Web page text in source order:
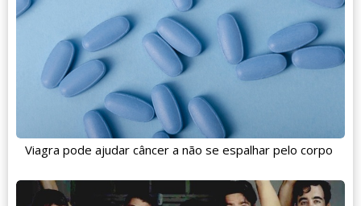
Viagra pode ajudar câncer a não se espalhar pelo corpo